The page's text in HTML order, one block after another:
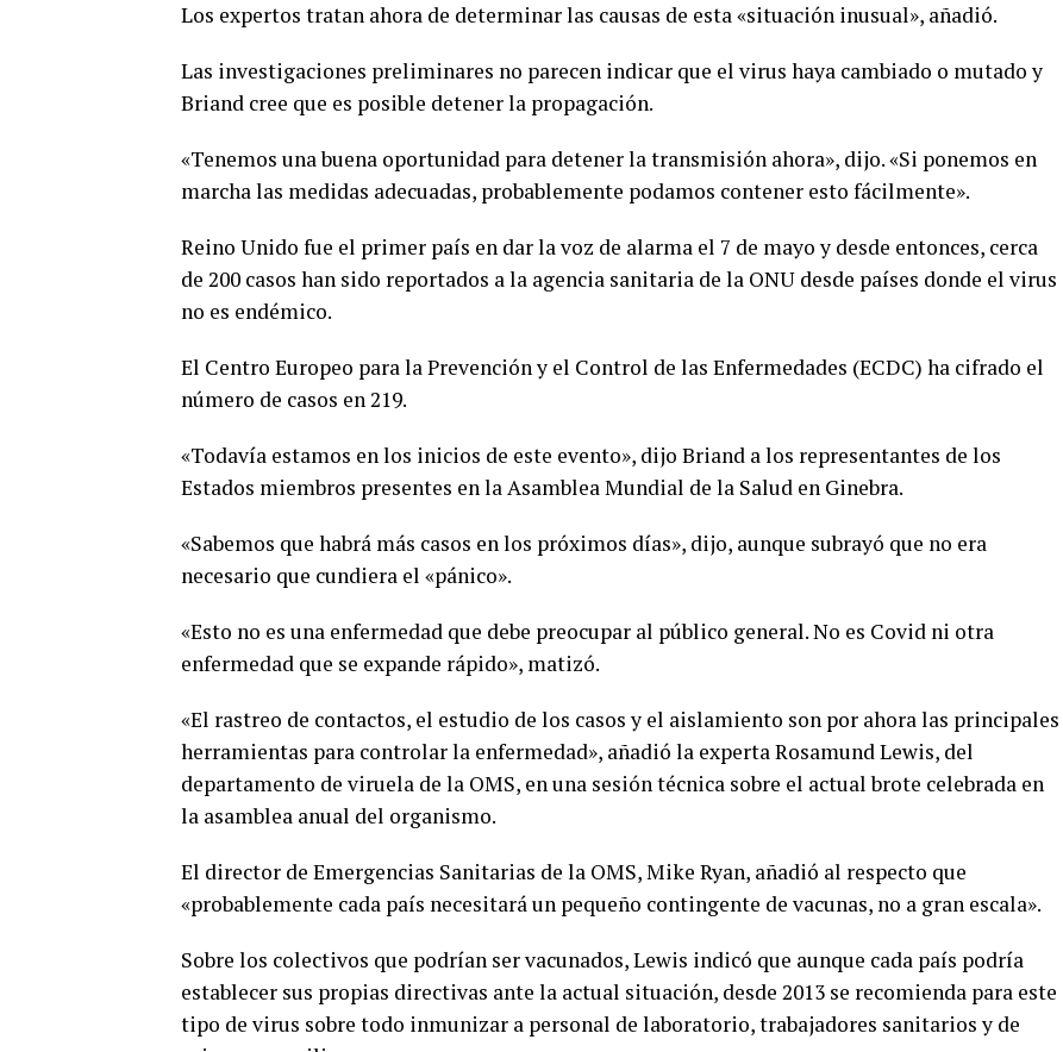
Los expertos tratan ahora de determinar las causas de esta «situación inusual», añadió.
Las investigaciones preliminares no parecen indicar que el virus haya cambiado o mutado y
Briand cree que es posible detener la propagación.
«Tenemos una buena oportunidad para detener la transmisión ahora», dijo. «Si ponemos en
marcha las medidas adecuadas, probablemente podamos contener esto fácilmente».
Reino Unido fue el primer país en dar la voz de alarma el 7 de mayo y desde entonces, cerca
de 200 casos han sido reportados a la agencia sanitaria de la ONU desde países donde el virus
no es endémico.
El Centro Europeo para la Prevención y el Control de las Enfermedades (ECDC) ha cifrado el
número de casos en 219.
«Todavía estamos en los inicios de este evento», dijo Briand a los representantes de los
Estados miembros presentes en la Asamblea Mundial de la Salud en Ginebra.
«Sabemos que habrá más casos en los próximos días», dijo, aunque subrayó que no era
necesario que cundiera el «pánico».
«Esto no es una enfermedad que debe preocupar al público general. No es Covid ni otra
enfermedad que se expande rápido», matizó.
«El rastreo de contactos, el estudio de los casos y el aislamiento son por ahora las principales
herramientas para controlar la enfermedad», añadió la experta Rosamund Lewis, del
departamento de viruela de la OMS, en una sesión técnica sobre el actual brote celebrada en
la asamblea anual del organismo.
El director de Emergencias Sanitarias de la OMS, Mike Ryan, añadió al respecto que
«probablemente cada país necesitará un pequeño contingente de vacunas, no a gran escala».
Sobre los colectivos que podrían ser vacunados, Lewis indicó que aunque cada país podría
establecer sus propias directivas ante la actual situación, desde 2013 se recomienda para este
tipo de virus sobre todo inmunizar a personal de laboratorio, trabajadores sanitarios y de